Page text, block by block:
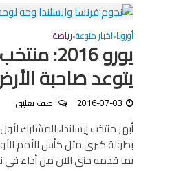
أوروبا•اخبار منوعة•رياضة
يورو 2016:
يتوعد صاحبة
2016-07-03 اضف تعليق
أبهر منتخب إيسلندا، المشارك
بطولة كبرى مثل كأس الأمم
بما قدمه حتى الآن من أداء في